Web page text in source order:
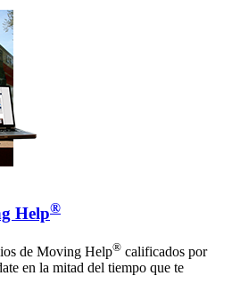
Help®
de Moving Help® calificados por
en la mitad del tiempo que te